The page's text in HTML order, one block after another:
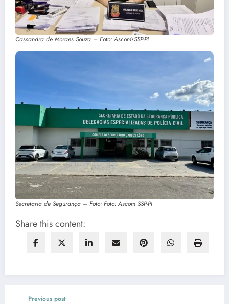
Cassandra de Moraes Souza – Foto: Ascom\SSP-PI
Secretaria de Segurança – Foto: Foto: Ascom SSP-PI
Share this content:
Previous post